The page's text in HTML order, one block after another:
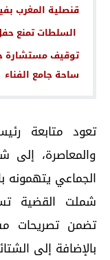
قنصلية المغرب
السلطات تمنع
توقيف مستشارة
ساحة جامع الفناء
تعود متابعة
والمعاصرة،
الجماعي يتهمونه
شملت القضية
تضمن تصريحات
بالإضافة إلى